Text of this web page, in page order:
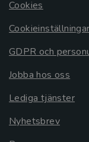
Cookies
GDPR och
Jobba hos oss
Lediga tjänster
Nyhetsbrev